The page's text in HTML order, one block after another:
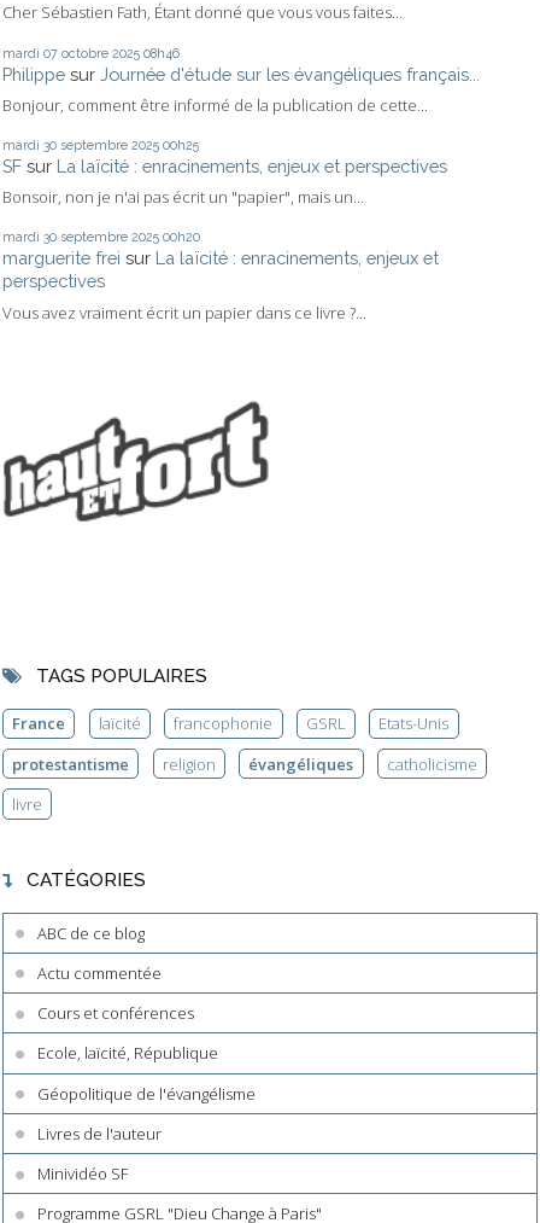
Cher Sébastien Fath, Étant donné que vous vous faites...
mardi 07 octobre 2025 08h46
Philippe sur Journée d'étude sur les évangéliques français...
Bonjour, comment être informé de la publication de cette...
mardi 30 septembre 2025 00h25
SF sur La laïcité : enracinements, enjeux et perspectives
Bonsoir, non je n'ai pas écrit un "papier", mais un...
mardi 30 septembre 2025 00h20
marguerite frei sur La laïcité : enracinements, enjeux et
perspectives
Vous avez vraiment écrit un papier dans ce livre ?...
TAGS POPULAIRES
France laïcité francophonie GSRL
Etats-Unis
protestantisme
religion évangéliques
catholicisme
livre
CATÉGORIES
ABC de ce blog
Actu commentée
Cours et conférences
Ecole, laïcité, République
Géopolitique de l'évangélisme
Livres de l'auteur
Minividéo SF
Programme GSRL "Dieu Change à Paris"